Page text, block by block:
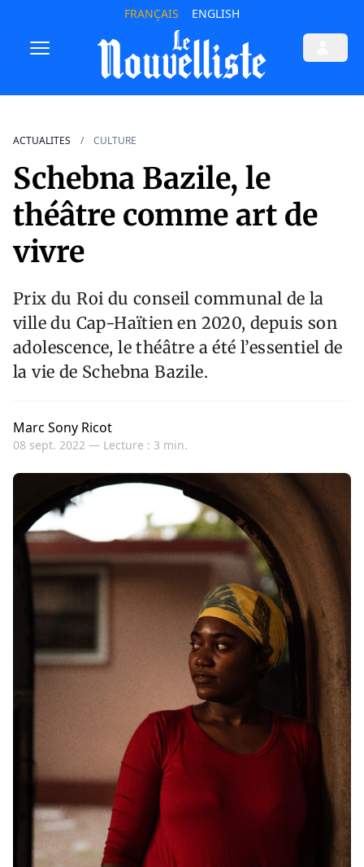
FRANÇAIS ENGLISH
ACTUALITES CULTURE
Schebna Bazile, le
théâtre comme art de
vivre
Prix du Roi du conseil communal de la
ville du Cap-Haïtien en 2020, depuis son
adolescence, le théâtre a été l’essentiel de
la vie de Schebna Bazile.
Marc Sony Ricot
08 sept. 2022 — Lecture : 3 min.